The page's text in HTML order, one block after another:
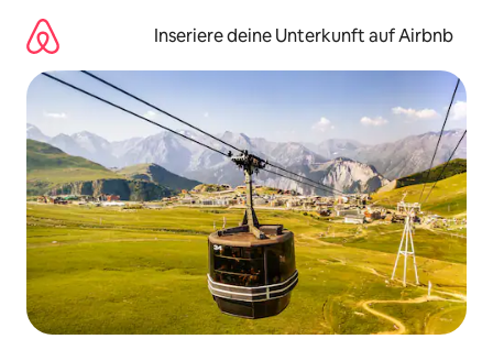
Inhalten
springen
Inseriere deine Unterkunft auf Airbnb